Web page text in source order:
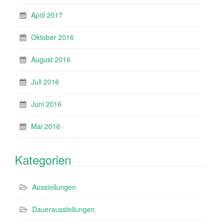
April 2017
Oktober 2016
August 2016
Juli 2016
Juni 2016
Mai 2016
Kategorien
Ausstellungen
Dauerausstellungen